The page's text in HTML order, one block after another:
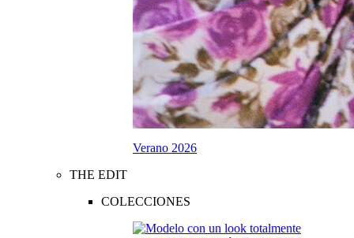
Verano 2026
THE EDIT
COLECCIONES